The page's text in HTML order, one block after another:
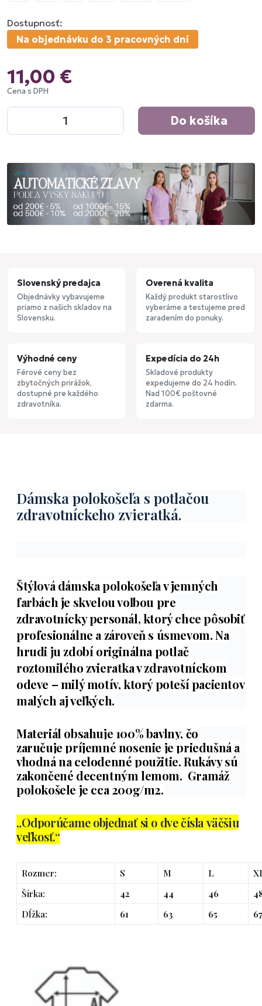
Dostupnosť:
Na objednávku do 3 pracovných dní
11,00 €
Cena s DPH
Do košíka
Slovenský predajca
Objednávky vybavujeme
priamo z našich skladov na
Slovensku.
Overená kvalita
Každý produkt starostlivo
vyberáme a testujeme pred
zaradením do ponuky.
Výhodné ceny
Férové ceny bez
zbytočných prirážok,
dostupné pre každého
zdravotníka.
Expedícia do 24h
Skladové produkty
expedujeme do 24 hodín.
Nad 100€ poštovné
zdarma.
Dámska polokošeľa s potlačou
zdravotníckeho zvieratká.
Štýlová dámska polokošeľa v jemných
farbách je skvelou voľbou pre
zdravotnícky personál, ktorý chce pôsobiť
profesionálne a zároveň s úsmevom. Na
hrudi ju zdobí originálna potlač
roztomilého zvieratka v zdravotníckom
odeve – milý motív, ktorý poteší pacientov
malých aj veľkých.
Materiál obsahuje 100% bavlny, čo
zaručuje príjemné nosenie je priedušná a
vhodná na celodenné použitie. Rukávy sú
zakončené decentným lemom. Gramáž
polokošele je cca 200g/m2.
„Odporúčame objednať si o dve čísla väčšiu
veľkosť.“
Rozmer: S M L
Šírka:
42 44 46
Dĺžka:
61 63 65 67